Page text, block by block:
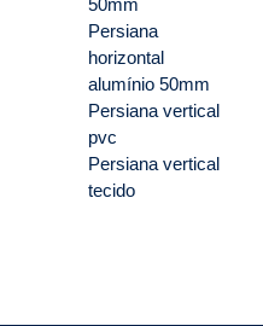
50mm
Persiana
horizontal
alumínio 50mm
Persiana vertical
pvc
Persiana vertical
tecido